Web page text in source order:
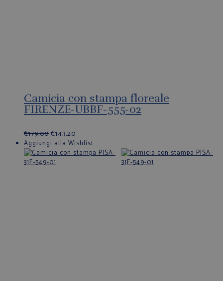
Camicia con stampa floreale
FIRENZE-UBBF-555-02
€179,00€143,20
Aggiungi alla Wishlist